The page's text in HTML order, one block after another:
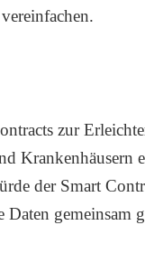
zur
Krankenhäusern
der Smart
gemeinsam